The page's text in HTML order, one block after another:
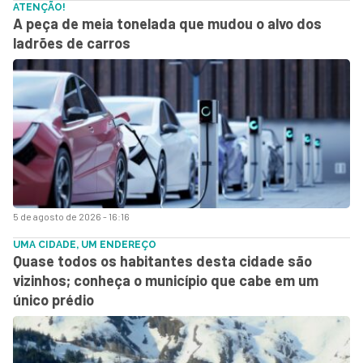
5 de agosto de 2026 - 16:16
ATENÇÃO!
A peça de meia tonelada que mudou o alvo dos
ladrões de carros
UMA CIDADE, UM ENDEREÇO
Quase todos os habitantes desta cidade são
vizinhos; conheça o município que cabe em um
único prédio